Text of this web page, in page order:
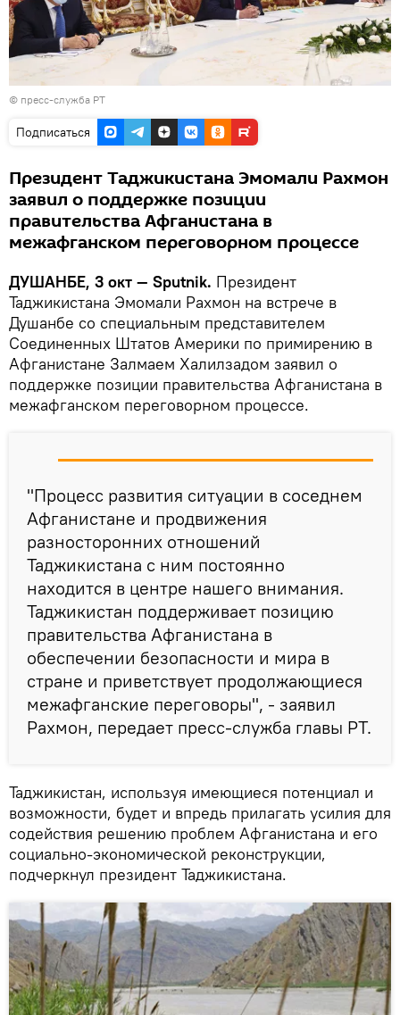
© пресс-служба РТ
Подписаться
Президент Таджикистана Эмомали Рахмон
заявил о поддержке позиции
правительства Афганистана в
межафганском переговорном процессе
ДУШАНБЕ, 3 окт — Sputnik. Президент
Таджикистана Эмомали Рахмон на встрече в
Душанбе со специальным представителем
Соединенных Штатов Америки по примирению в
Афганистане Залмаем Халилзадом заявил о
поддержке позиции правительства Афганистана в
межафганском переговорном процессе.
"Процесс развития ситуации в соседнем
Афганистане и продвижения
разносторонних отношений
Таджикистана с ним постоянно
находится в центре нашего внимания.
Таджикистан поддерживает позицию
правительства Афганистана в
обеспечении безопасности и мира в
стране и приветствует продолжающиеся
межафганские переговоры", - заявил
Рахмон, передает пресс-служба главы РТ.
Таджикистан, используя имеющиеся потенциал и
возможности, будет и впредь прилагать усилия для
содействия решению проблем Афганистана и его
социально-экономической реконструкции,
подчеркнул президент Таджикистана.